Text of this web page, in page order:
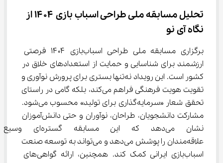
تحلیل مسابقه ملی طراحی اسباب ‌بازی ۱۴۰۴ از
نگاه آی نو
برگزاری مسابقه ملی طراحی اسباب‌بازی ۱۴۰۴ فرصتی
ارزشمند برای شناسایی و حمایت از استعدادهای خلاق در
کشور است. این رویداد نه‌تنها بستری برای پرورش نوآوری و
تقویت هویت فرهنگی فراهم می‌کند، بلکه گامی در راستای
تحقق شعار «سرمایه‌گذاری برای تولید» محسوب می‌شود.
مشارکت دانشجویان، طراحان، نوآوران و حتی دانش‌آموزان
نشان می‌دهد که این مسابقه
علاقه‌مندان را پوشش می‌دهد و می‌تواند به توسعه صنعت
اسباب‌بازی ایرانی کمک کند. همچنین، ارائه گواهی‌های